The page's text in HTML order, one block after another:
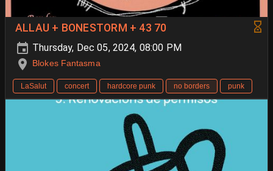
ALLAU + BONESTORM + 43 70
Thursday, Dec 05, 2024, 08:00 PM
Blokes Fantasma
LaSalut concert hardcore punk no borders punk